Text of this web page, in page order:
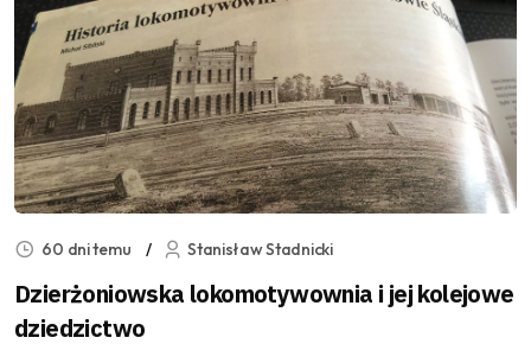
60 dni temu Stanisław Stadnicki
Dzierżoniowska lokomotywownia i jej kolejowe
dziedzictwo